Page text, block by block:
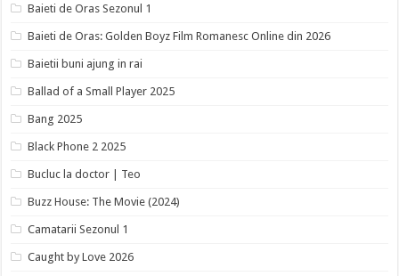
Baieti de Oras Sezonul 1
Baieti de Oras: Golden Boyz Film Romanesc Online din 2026
Baietii buni ajung in rai
Ballad of a Small Player 2025
Bang 2025
Black Phone 2 2025
Bucluc la doctor | Teo
Buzz House: The Movie (2024)
Camatarii Sezonul 1
Caught by Love 2026